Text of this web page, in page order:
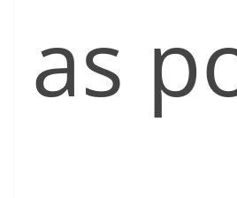
as